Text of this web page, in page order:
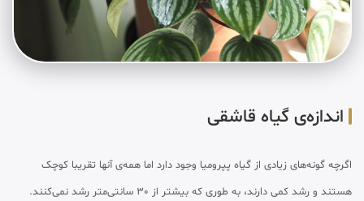
اندازه‌ی گیاه قاشقی
اگرچه گونه‌های زیادی از گیاه پپرومیا وجود دارد اما همه‌ی آنها تقریبا کوچک
هستند و رشد کمی دارند، به طوری که بیشتر از 30 سانتی‌متر رشد نمی‌کنند.